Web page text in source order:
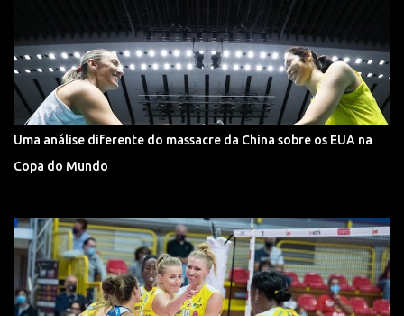
Uma análise diferente do massacre da China sobre os EUA na
Copa do Mundo